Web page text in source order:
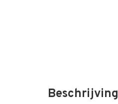
Beschrijving